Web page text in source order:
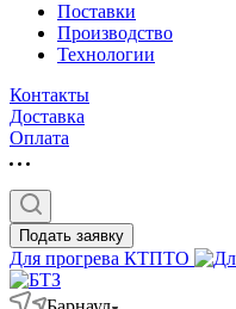
Поставки
Производство
Технологии
Контакты
Доставка
Оплата
Подать заявку
Для прогрева КТПТО